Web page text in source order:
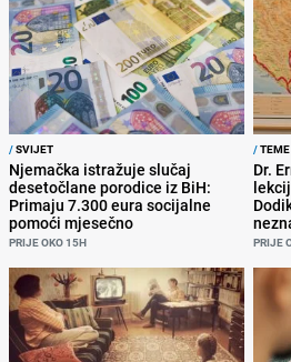
/SVIJET
Njemačka istražuje slučaj
desetočlane porodice iz BiH:
Primaju 7.300 eura socijalne
pomoći mjesečno
PRIJE OKO 15H
/TEME
Dr.
PRIJE